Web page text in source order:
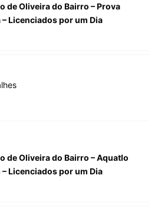
de Oliveira do Bairro – Prova
– Licenciados por um Dia
de Oliveira do Bairro – Aquatlo
– Licenciados por um Dia